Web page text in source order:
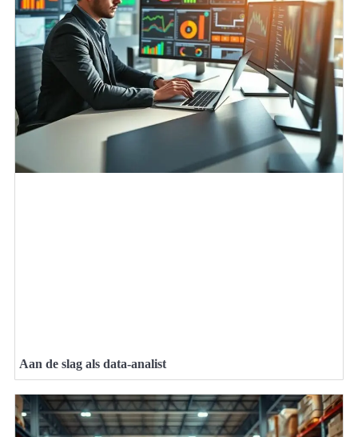
Aan de slag als data-analist